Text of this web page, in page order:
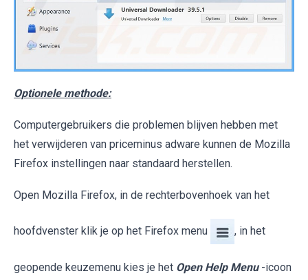
Optionele methode:
Computergebruikers die problemen blijven hebben met
het verwijderen van priceminus adware kunnen de Mozilla
Firefox instellingen naar standaard herstellen.
Open Mozilla Firefox, in de rechterbovenhoek van het
hoofdvenster klik je op het Firefox menu , in het
geopende keuzemenu kies je het Open Help Menu -icoon